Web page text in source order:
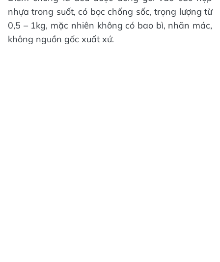
nhựa trong suốt, có bọc chống sốc, trọng lượng từ
0,5 – 1kg, mặc nhiên không có bao bì, nhãn mác,
không nguồn gốc xuất xứ.